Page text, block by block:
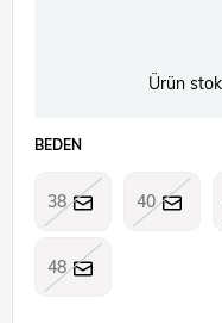
Ürün
BEDEN
38 40
48